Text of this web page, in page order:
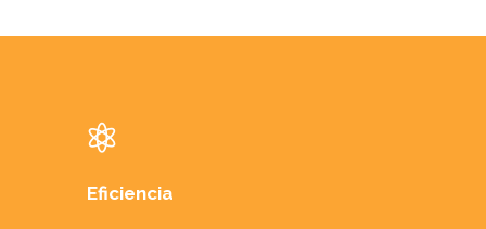
Eficiencia